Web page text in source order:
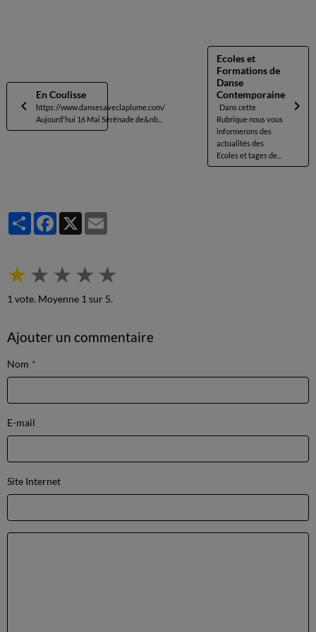
En Coulisse
https://www.dansesaveclaplume.com/
Aujourd'hui 16 Mai Sérénade de&nb...
Ecoles et
Formations de
Danse
Contemporaine
Dans cette
Rubrique nous vous
informerons des
actualités des
Ecoles et tages de...
PartagerFacebook
X
★ ★ ★ ★ ★
1 vote. Moyenne 1 sur 5.
Ajouter un commentaire
Nom
E-mail
Site Internet